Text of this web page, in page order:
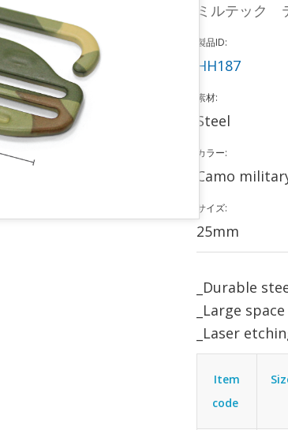
ミルテック
製品ID:
HH187
素材:
Steel
カラー:
Camo
サイズ:
25mm
_Durable
_Large
_Laser
Item
code